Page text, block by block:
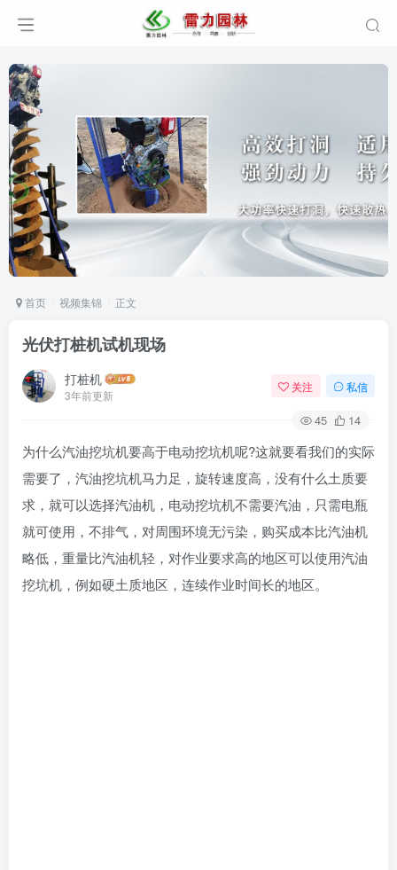
首页 视频集锦 正文
光伏打桩机试机现场
打桩机
3年前更新
关注 私信
45 14
为什么汽油挖坑机要高于电动挖坑机呢?这就要看我们的实际
需要了，汽油挖坑机马力足，旋转速度高，没有什么土质要
求，就可以选择汽油机，电动挖坑机不需要汽油，只需电瓶
就可使用，不排气，对周围环境无污染，购买成本比汽油机
略低，重量比汽油机轻，对作业要求高的地区可以使用汽油
挖坑机，例如硬土质地区，连续作业时间长的地区。